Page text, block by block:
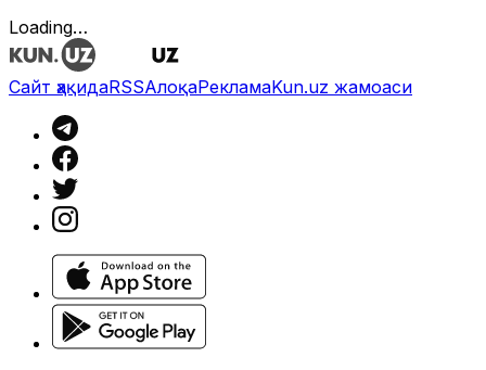
Loading…
Сайт ҳақидаRSSАлоқаРекламаKun.uz жамоаси